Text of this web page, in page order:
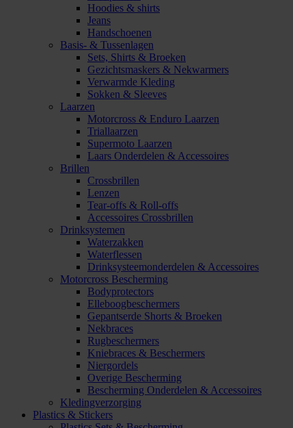
Hoodies & shirts
Jeans
Handschoenen
Basis- & Tussenlagen
Sets, Shirts & Broeken
Gezichtsmaskers & Nekwarmers
Verwarmde Kleding
Sokken & Sleeves
Laarzen
Motorcross & Enduro Laarzen
Triallaarzen
Supermoto Laarzen
Laars Onderdelen & Accessoires
Brillen
Crossbrillen
Lenzen
Tear-offs & Roll-offs
Accessoires Crossbrillen
Drinksystemen
Waterzakken
Waterflessen
Drinksysteemonderdelen & Accessoires
Motorcross Bescherming
Bodyprotectors
Elleboogbeschermers
Gepantserde Shorts & Broeken
Nekbraces
Rugbeschermers
Kniebraces & Beschermers
Niergordels
Overige Bescherming
Bescherming Onderdelen & Accessoires
Kledingverzorging
Plastics & Stickers